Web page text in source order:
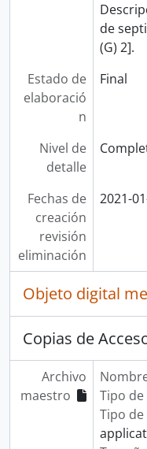
de
(G) 2].
Estado de
elaboració
n
Final
Nivel de
detalle
Fechas de
creación
revisión
eliminación
2021-
Objeto digital
Copias de
Archivo
maestro
Tipo
Tipo